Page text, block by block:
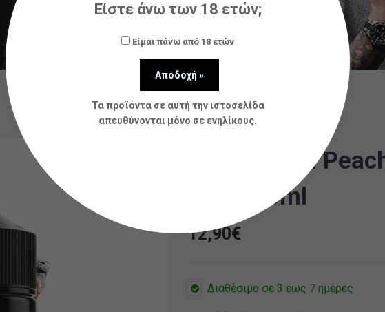
Terror Train
25ml/75ml
12,90€
Διαθέσιμο σε 3 έως 7 ημέρες
Είστε άνω των 18 ετών;
Είμαι πάνω από 18 ετών
Τα προϊόντα σε αυτή την ιστοσελίδα
απευθύνονται μόνο σε ενηλίκους.